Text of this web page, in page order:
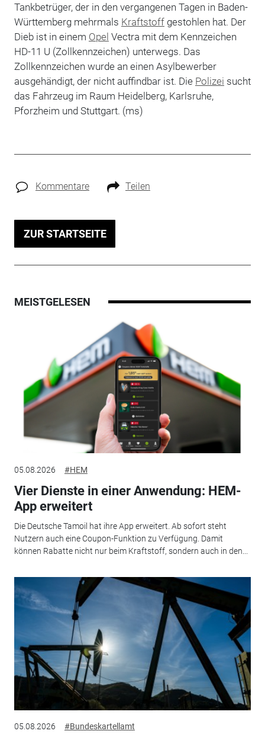
Tankbetrüger, der in den vergangenen Tagen in Baden-
Württemberg mehrmals Kraftstoffgestohlen hat. Der
Dieb ist in einem Opel Vectra mit dem Kennzeichen
HD-11 U (Zollkennzeichen) unterwegs. Das
Zollkennzeichen wurde an einen Asylbewerber
ausgehändigt, der nicht auffindbar ist. Die Polizei sucht
das Fahrzeug im Raum Heidelberg, Karlsruhe,
Pforzheim und Stuttgart. (ms)
Kommentare Teilen
ZUR STARTSEITE
MEISTGELESEN
05.08.2026 #HEM
Vier Dienste in einer Anwendung: HEM-
App erweitert
Die Deutsche Tamoil hat ihre App erweitert. Ab sofort steht
Nutzern auch eine Coupon-Funktion zu Verfügung. Damit
können Rabatte nicht nur beim Kraftstoff, sondern auch in den...
05.08.2026 #Bundeskartellamt